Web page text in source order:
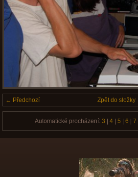
← Předchozí Zpět do složky
Automatické procházení: 3 4| 5 6 7